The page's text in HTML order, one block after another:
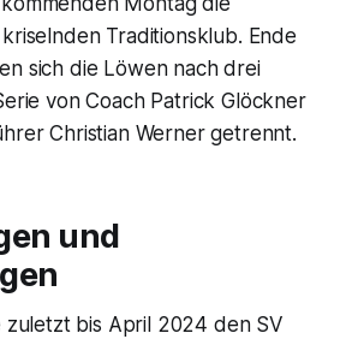
Traditionsklub. Ende
sich die Löwen nach drei
von Coach Patrick Glöckner
Christian Werner getrennt.
und
zuletzt bis April 2024 den SV